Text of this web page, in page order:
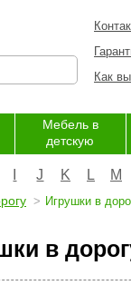
Как
Мебель в
детскую
J K L M
Игрушки в
в